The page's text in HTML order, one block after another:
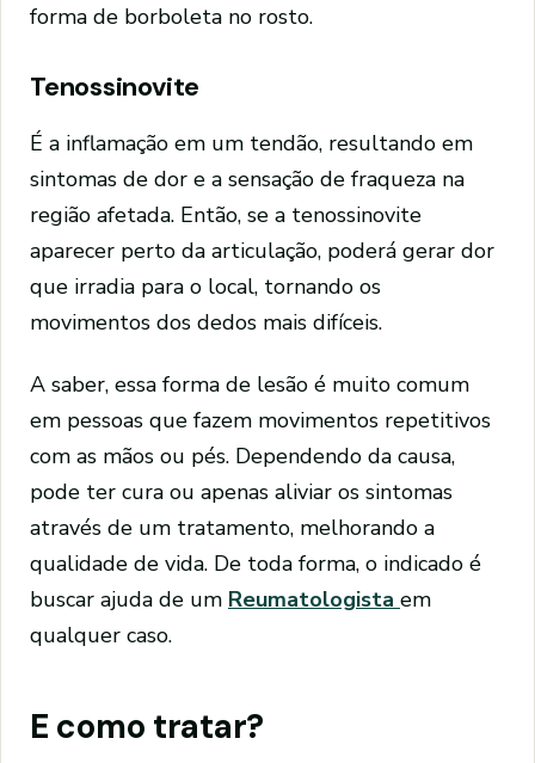
forma de borboleta no rosto.
Tenossinovite
É a inflamação em um tendão, resultando em
sintomas de dor e a sensação de fraqueza na
região afetada. Então, se a tenossinovite
aparecer perto da articulação, poderá gerar dor
que irradia para o local, tornando os
movimentos dos dedos mais difíceis.
A saber, essa forma de lesão é muito comum
em pessoas que fazem movimentos repetitivos
com as mãos ou pés. Dependendo da causa,
pode ter cura ou apenas aliviar os sintomas
através de um tratamento, melhorando a
qualidade de vida. De toda forma, o indicado é
buscar ajuda de um Reumatologista em
qualquer caso.
E como tratar?